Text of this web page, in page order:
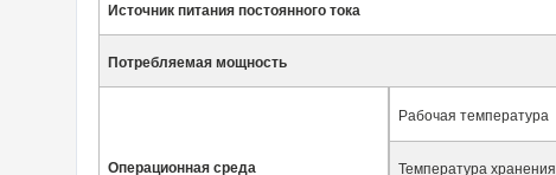
Источник питания постоянного тока
Потребляемая мощность
Операционная среда
Рабочая температура
Температура хранения